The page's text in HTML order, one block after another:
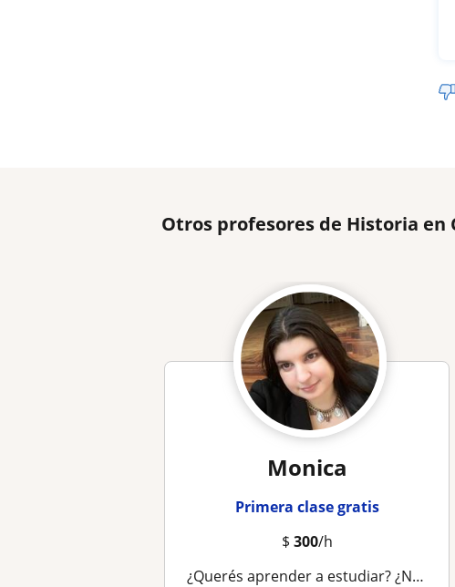
Otros profesores de Historia
Monica
Primera clase gratis
$ 300/h
¿Querés aprender a estudiar? ¿Necesitás ayuda en Historia, Portugués, Administración, Contabilidad?